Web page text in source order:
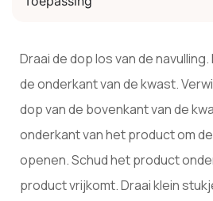
Draai de dop los van de
de onderkant van de kwast.
dop van de bovenkant van de
onderkant van het product om
openen. Schud het product
product vrijkomt. Draai klein